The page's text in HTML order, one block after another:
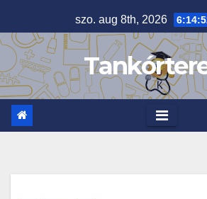
to
content
szo. aug 8th, 2026